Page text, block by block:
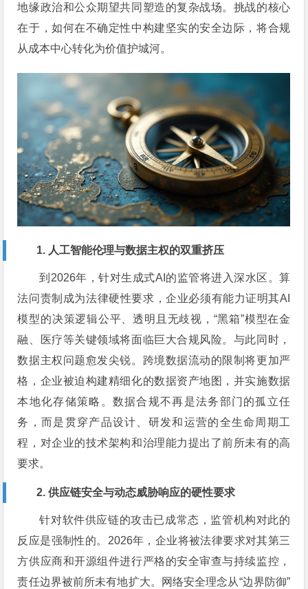
地缘政治和公众期望共同塑造的复杂战场。挑战的核心
在于，如何在不确定性中构建坚实的安全边际，将合规
从成本中心转化为价值护城河。
1. 人工智能伦理与数据主权的双重挤压
到2026年，针对生成式AI的监管将进入深水区。算
法问责制成为法律硬性要求，企业必须有能力证明其AI
模型的决策逻辑公平、透明且无歧视，“黑箱”模型在金
融、医疗等关键领域将面临巨大合规风险。与此同时，
数据主权问题愈发尖锐。跨境数据流动的限制将更加严
格，企业被迫构建精细化的数据资产地图，并实施数据
本地化存储策略。数据合规不再是法务部门的孤立任
务，而是贯穿产品设计、研发和运营的全生命周期工
程，对企业的技术架构和治理能力提出了前所未有的高
要求。
2. 供应链安全与动态威胁响应的硬性要求
针对软件供应链的攻击已成常态，监管机构对此的
反应是强制性的。2026年，企业将被法律要求对其第三
方供应商和开源组件进行严格的安全审查与持续监控，
责任边界被前所未有地扩大。网络安全理念从“边界防御”